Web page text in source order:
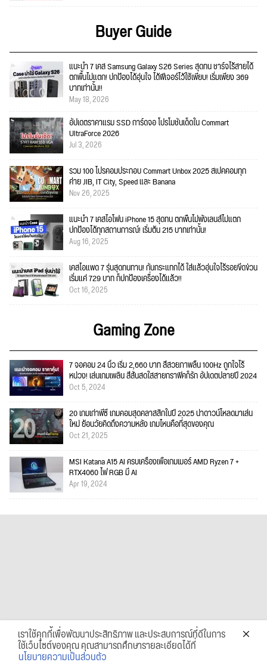
Buyer Guide
แนะนำ 7 เคส Samsung Galaxy S26 Series สุดทน ชาร์จไร้สายได้
ตกพื้นไม่แตก! ปกป้องได้อุ่นใจ ได้ฟีเจอร์ไว้ใช้เพียบ! เริ่มเพียง 369
บาทเท่านั้น!!
May 18, 2026
อัปเดตราคาแรม SSD การ์ดจอ โปรโมชั่นเด็ดใน Commart
UltraForce 2026
Jul 3, 2026
รวม 100 โปรคอมประกอบ Commart Unbox 2025 สเปคคอมทุก
ค่าย JIB, IT City, Speed และ Banana
Nov 26, 2025
แนะนำ 7 เคสไอโฟน iPhone 15 สุดทน ตกพื้นไม่พังเลนส์ไม่แตก
ปกป้องได้ทุกสถานการณ์! เริ่มต้น 215 บาทเท่านั้น!
Aug 16, 2025
เคสไอแพด 7 รุ่นสุดทนทาน! กันกระแทกได้ ใส่แล้วอุ่นใจไร้รอยขีดข่วน
เริ่มแค่ 729 บาท ก็ปกป้องเครื่องได้แล้ว!!
Oct 16, 2025
Gaming Zone
7 จอคอม 24 นิ้ว เริ่ม 2,660 บาท สีสวยภาพลื่น 100Hz ถูกใจไร้
หน่วง! เล่นเกมเพลิน สีสันสดใสสายกราฟิคก็รัก อัปเดตปลายปี 2024
Oct 5, 2024
20 เกมเก่าพีซี เกมคอมสุดคลาสสิกในปี 2025 น่าดาวน์โหลดมาเล่น
ใหม่ ย้อนวัยคิดถึงความหลัง เกมไหนคือที่สุดของคุณ
Oct 21, 2025
MSI Katana A15 AI ครบเครื่องเพื่อเกมเมอร์ AMD Ryzen 7 +
RTX4060 ไฟ RGB มี AI
Apr 19, 2024
เราใช้คุกกี้เพื่อพัฒนาประสิทธิภาพ และประสบการณ์ที่ดีในการ
ใช้เว็บไซต์ของคุณ คุณสามารถศึกษารายละเอียดได้ที่
นโยบายความเป็นส่วนตัว